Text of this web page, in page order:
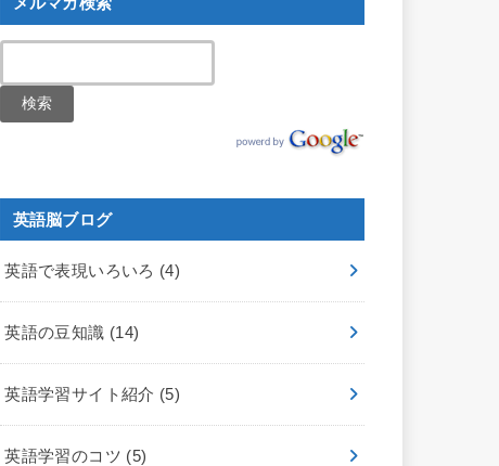
英語脳ブログ
英語で表現いろいろ (4)
英語の豆知識 (14)
英語学習サイト紹介 (5)
英語学習のコツ (5)